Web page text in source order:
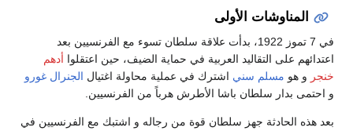
المناوشات الأولى
في 7 تموز 1922، بدأت علاقة سلطان تسوء مع الفرنسيين بعد
اعتدائهم على التقاليد العربية في حماية الضيف، حين اعتقلوا أدهم
خنجر و هو مسلم سني اشترك في عملية محاولة اغتيال الجنرال غورو
و احتمى بدار سلطان باشا الأطرش هرباً من الفرنسيين.
بعد هذه الحادثة جهز سلطان قوة من رجاله و اشتبك مع الفرنسيين في